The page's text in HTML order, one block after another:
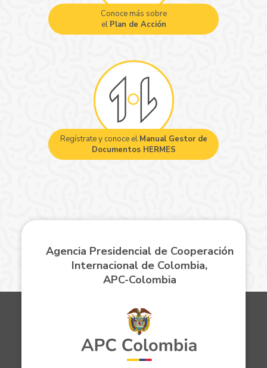
Conoce más sobre
el Plan de Acción
Regístrate y conoce el Manual Gestor de
Documentos HERMES
Agencia Presidencial de Cooperación
Internacional de Colombia,
APC-Colombia